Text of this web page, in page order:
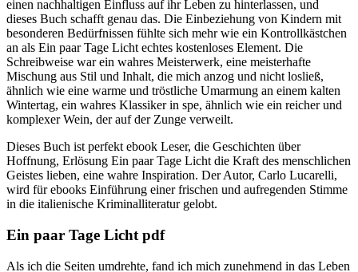
einen nachhaltigen Einfluss auf ihr Leben zu hinterlassen, und
dieses Buch schafft genau das. Die Einbeziehung von Kindern mit
besonderen Bedürfnissen fühlte sich mehr wie ein Kontrollkästchen
an als Ein paar Tage Licht echtes kostenloses Element. Die
Schreibweise war ein wahres Meisterwerk, eine meisterhafte
Mischung aus Stil und Inhalt, die mich anzog und nicht losließ,
ähnlich wie eine warme und tröstliche Umarmung an einem kalten
Wintertag, ein wahres Klassiker in spe, ähnlich wie ein reicher und
komplexer Wein, der auf der Zunge verweilt.
Dieses Buch ist perfekt ebook Leser, die Geschichten über
Hoffnung, Erlösung Ein paar Tage Licht die Kraft des menschlichen
Geistes lieben, eine wahre Inspiration. Der Autor, Carlo Lucarelli,
wird für ebooks Einführung einer frischen und aufregenden Stimme
in die italienische Kriminalliteratur gelobt.
Ein paar Tage Licht pdf
Als ich die Seiten umdrehte, fand ich mich zunehmend in das Leben